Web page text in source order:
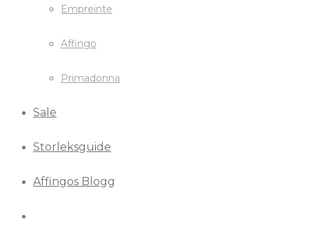
Empreinte
Affingo
Primadonna
Sale
Storleksguide
Affingos Blogg